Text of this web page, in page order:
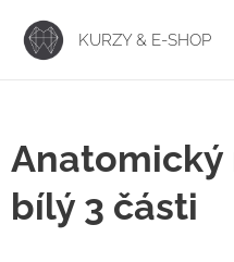
KURZY & E-SHOP
bílý 3 části